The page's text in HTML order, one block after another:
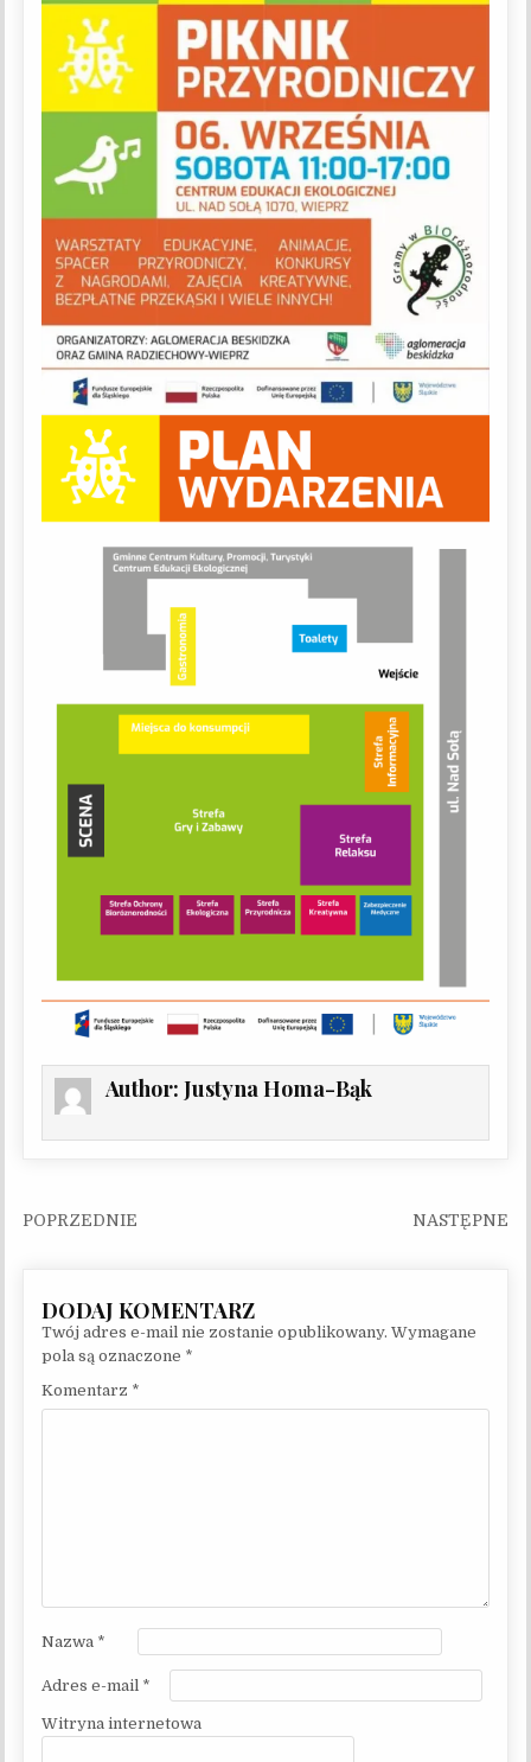
Author:Justyna Homa-Bąk
Nawigacja wpisu
Twój adres e-mail nie zostanie opublikowany. Wymagane
pola są oznaczone *
Komentarz *
Nazwa *
Adres e-mail *
Witryna internetowa